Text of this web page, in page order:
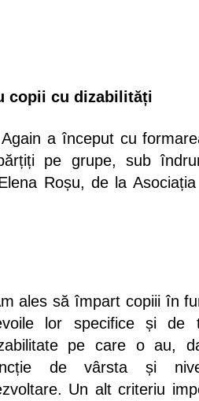
copii cu dizabilități
a început cu
pe grupe, sub
Roșu, de la Asociația
ales să împart copiii în
lor specifice și de
pe care o au,
de vârsta și
Un alt criteriu